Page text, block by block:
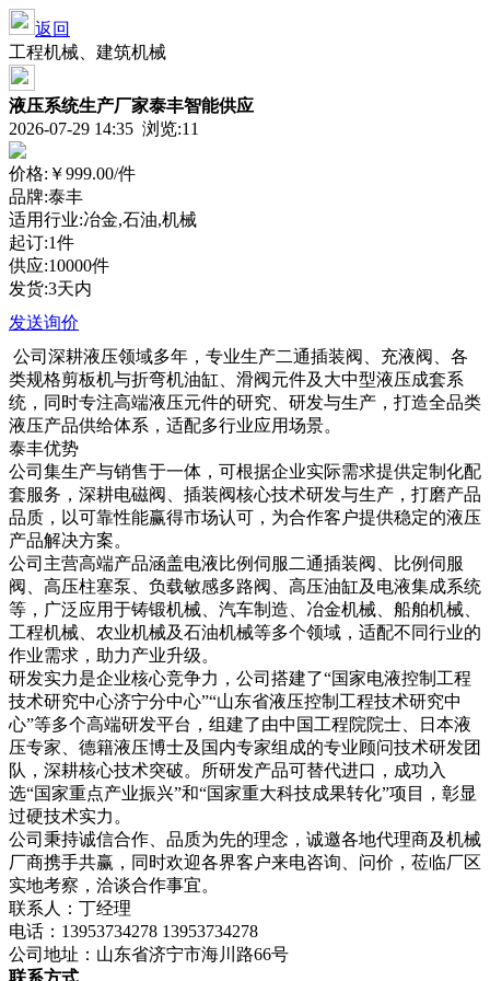
返回
工程机械、建筑机械
液压系统生产厂家泰丰智能供应
2026-07-29 14:35 浏览:11
价格: ￥999.00/件
品牌:泰丰
适用行业:冶金,石油,机械
起订:1件
供应:10000件
发货:3天内
发送询价
公司深耕液压领域多年，专业生产二通插装阀、充液阀、各
类规格剪板机与折弯机油缸、滑阀元件及大中型液压成套系
统，同时专注高端液压元件的研究、研发与生产，打造全品类
液压产品供给体系，适配多行业应用场景。
泰丰优势
公司集生产与销售于一体，可根据企业实际需求提供定制化配
套服务，深耕电磁阀、插装阀核心技术研发与生产，打磨产品
品质，以可靠性能赢得市场认可，为合作客户提供稳定的液压
产品解决方案。
公司主营高端产品涵盖电液比例伺服二通插装阀、比例伺服
阀、高压柱塞泵、负载敏感多路阀、高压油缸及电液集成系统
等，广泛应用于铸锻机械、汽车制造、冶金机械、船舶机械、
工程机械、农业机械及石油机械等多个领域，适配不同行业的
作业需求，助力产业升级。
研发实力是企业核心竞争力，公司搭建了“国家电液控制工程
技术研究中心济宁分中心”“山东省液压控制工程技术研究中
心”等多个高端研发平台，组建了由中国工程院院士、日本液
压专家、德籍液压博士及国内专家组成的专业顾问技术研发团
队，深耕核心技术突破。所研发产品可替代进口，成功入
选“国家重点产业振兴”和“国家重大科技成果转化”项目，彰显
过硬技术实力。
公司秉持诚信合作、品质为先的理念，诚邀各地代理商及机械
厂商携手共赢，同时欢迎各界客户来电咨询、问价，莅临厂区
实地考察，洽谈合作事宜。
联系人：丁经理
电话：13953734278 13953734278
公司地址：山东省济宁市海川路66号
联系方式